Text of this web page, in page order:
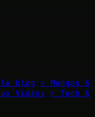
blog > Mangas &
Vidéos
> Tech &